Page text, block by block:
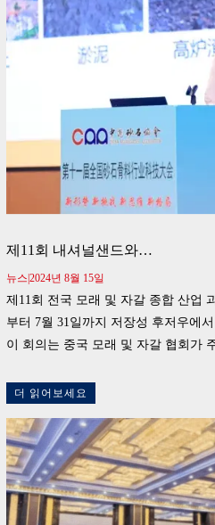
제11회 내셔널샌드와…
뉴스|2024년 8월 15일
제11회 전국 모래 및 자갈 종합 산업
부터 7월 31일까지 저장성 후저우에
이 회의는 중국 모래 및 자갈 협회가
더 읽어보세요